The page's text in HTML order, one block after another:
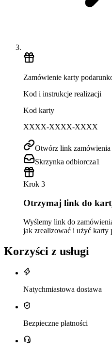
Zamówienie karty
Kod i instrukcje realizacji
Kod karty
XXXX-XXXX-XXXX
Otwórz link zamówienia
Skrzynka odbiorcza1
Krok 3
Otrzymaj link do
Wyślemy link do
jak zrealizować i użyć karty
Korzyści z usługi
Natychmiastowa dostawa
Bezpieczne płatności